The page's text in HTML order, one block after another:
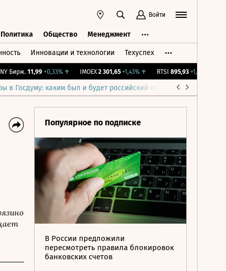
Войти
Политика Общество Менеджмент
Инновации и технологии Техуспех
Бирж. 11,99 +0,33%↑ IMOEX 2 301,65 +1,43%↑ RTSI 895,93 +1,68%
в Госдуму: каким был и будет российский парламент
Популярное по подписке
В России предложили
пересмотреть правила блокировок
банковских счетов